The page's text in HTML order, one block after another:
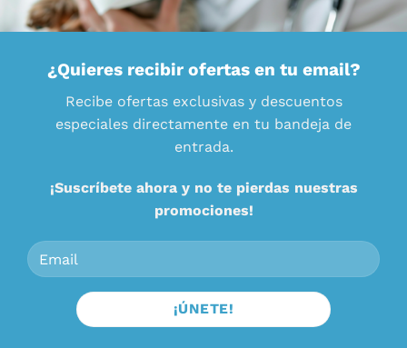
¿Quieres recibir ofertas en tu email?
Recibe ofertas exclusivas y descuentos
especiales directamente en tu bandeja de
entrada.
¡Suscríbete ahora y no te pierdas nuestras
promociones!